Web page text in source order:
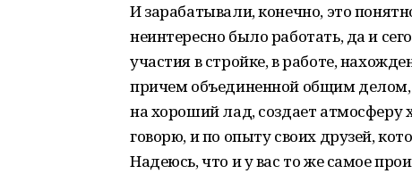
И зарабатывали, конечно, это
неинтересно было работать, да и
участия в стройке, в работе,
причем объединенной общим делом,
на хороший лад, создает атмосферу
говорю, и по опыту своих друзей,
Надеюсь, что и у вас то же самое